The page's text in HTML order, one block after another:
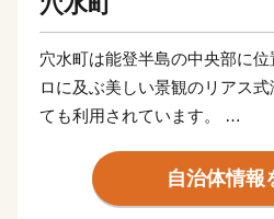
穴水町は能登半島の中央部に
ロに及ぶ美しい景観のリアス
ても利用されています。
は、四季折々、旬の食材をテ
り」を開催。特に、冬の食材
自治体情報